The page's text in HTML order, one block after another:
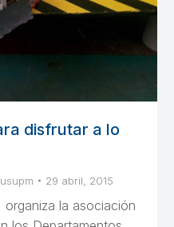
disfrutar a lo
29 abril, 2015
la asociación